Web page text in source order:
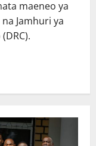
maeneo ya
Jamhuri ya